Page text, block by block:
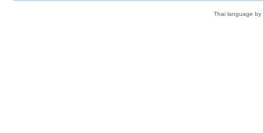
Thai language by